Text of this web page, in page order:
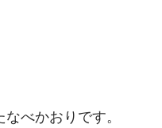
べかおりです。